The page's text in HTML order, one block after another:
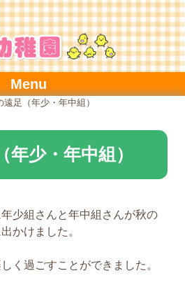
Menu
遠足（年少・年中組）
年少・年中組）
少組さんと年中組さんが秋の
かけました。
く過ごすことができました。